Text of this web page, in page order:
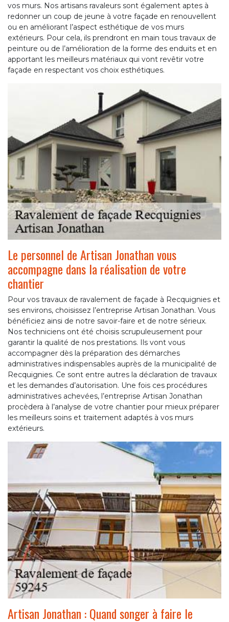
vos murs. Nos artisans ravaleurs sont également aptes à
redonner un coup de jeune à votre façade en renouvellent
ou en améliorant l’aspect esthétique de vos murs
extérieurs. Pour cela, ils prendront en main tous travaux de
peinture ou de l’amélioration de la forme des enduits et en
apportant les meilleurs matériaux qui vont revêtir votre
façade en respectant vos choix esthétiques.
Le personnel de Artisan Jonathan vous
accompagne dans la réalisation de votre
chantier
Pour vos travaux de ravalement de façade à Recquignies et
ses environs, choisissez l’entreprise Artisan Jonathan. Vous
bénéficiez ainsi de notre savoir-faire et de notre sérieux.
Nos techniciens ont été choisis scrupuleusement pour
garantir la qualité de nos prestations. Ils vont vous
accompagner dès la préparation des démarches
administratives indispensables auprès de la municipalité de
Recquignies. Ce sont entre autres la déclaration de travaux
et les demandes d’autorisation. Une fois ces procédures
administratives achevées, l’entreprise Artisan Jonathan
procèdera à l’analyse de votre chantier pour mieux préparer
les meilleurs soins et traitement adaptés à vos murs
extérieurs.
Artisan Jonathan : Quand songer à faire le